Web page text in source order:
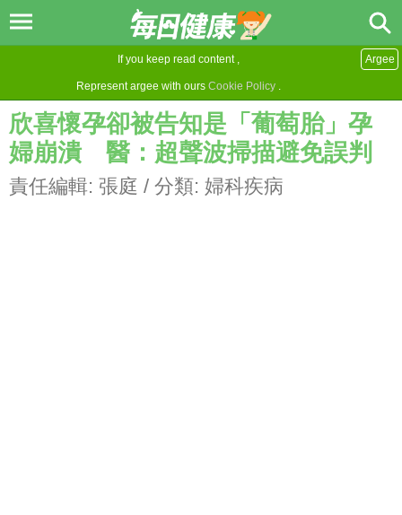
If you keep read content ,
Represent argee with ours Cookie Policy .
Argee
欣喜懷孕卻被告知是「葡萄胎」孕
婦崩潰 醫：超聲波掃描避免誤判
責任編輯: 張庭 / 分類: 婦科疾病